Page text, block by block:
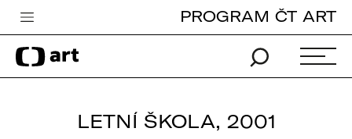
Česká televize
Zpravodajství
PROGRAM ČT ART
LETNÍ ŠKOLA, 2001